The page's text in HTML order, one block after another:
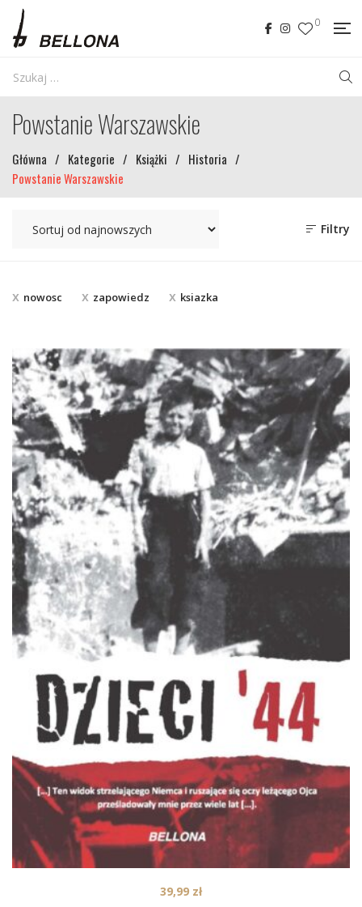
0
Powstanie Warszawskie
Główna / Kategorie / Książki / Historia /
Powstanie Warszawskie
Filtry
nowosc zapowiedz ksiazka
39,99 zł